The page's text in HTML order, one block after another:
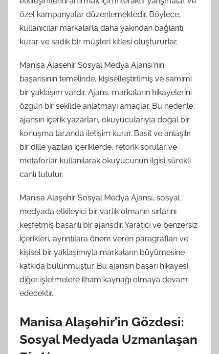
özel kampanyalar düzenlemektedir. Böylece,
kullanıcılar markalarla daha yakından bağlantı
kurar ve sadık bir müşteri kitlesi oluştururlar.
Manisa Alaşehir Sosyal Medya Ajansı'nın
başarısının temelinde, kişiselleştirilmiş ve samimi
bir yaklaşım vardır. Ajans, markaların hikayelerini
özgün bir şekilde anlatmayı amaçlar. Bu nedenle,
ajansın içerik yazarları, okuyucularıyla doğal bir
konuşma tarzında iletişim kurar. Basit ve anlaşılır
bir dille yazılan içeriklerde, retorik sorular ve
metaforlar kullanılarak okuyucunun ilgisi sürekli
canlı tutulur.
Manisa Alaşehir Sosyal Medya Ajansı, sosyal
medyada etkileyici bir varlık olmanın sırlarını
keşfetmiş başarılı bir ajansdır. Yaratıcı ve benzersiz
içerikleri, ayrıntılara önem veren paragrafları ve
kişisel bir yaklaşımıyla markaların büyümesine
katkıda bulunmuştur. Bu ajansın başarı hikayesi,
diğer işletmelere ilham kaynağı olmaya devam
edecektir.
Manisa Alaşehir’in Gözdesi:
Sosyal Medyada Uzmanlaşan